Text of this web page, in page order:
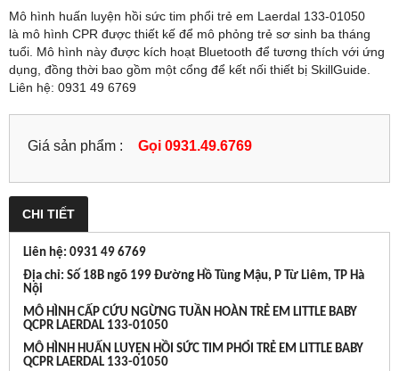
Mô hình huấn luyện hồi sức tim phổi trẻ em Laerdal 133-01050
là mô hình CPR được thiết kế để mô phỏng trẻ sơ sinh ba tháng
tuổi. Mô hình này được kích hoạt Bluetooth để tương thích với ứng
dụng, đồng thời bao gồm một cổng để kết nối thiết bị SkillGuide.
Liên hệ: 0931 49 6769
Giá sản phẩm : Gọi 0931.49.6769
CHI TIẾT
Liên hệ: 0931 49 6769
Địa chỉ: Số 18B ngõ 199 Đường Hồ Tùng Mậu, P Từ Liêm, TP Hà
Nội
MÔ HÌNH CẤP CỨU NGỪNG TUẦN HOÀN TRẺ EM LITTLE BABY
QCPR LAERDAL 133-01050
MÔ HÌNH HUẤN LUYỆN HỒI SỨC TIM PHỔI TRẺ EM LITTLE BABY
QCPR LAERDAL 133-01050